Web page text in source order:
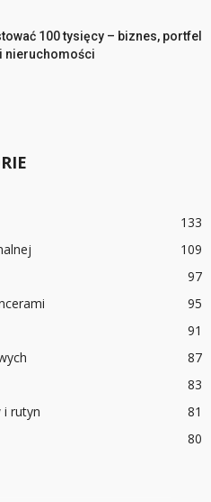
100 tysięcy – biznes, portfel
nieruchomości
133
109
97
95
91
87
83
i rutyn
81
80